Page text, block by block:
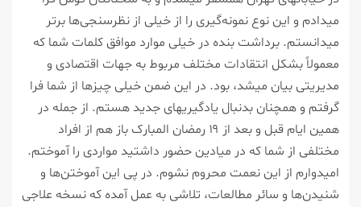
میدادم و این نوع نمونه‌گیری را از خیلی از نظرسنجی‌ها برتر
میدانستم. برداشت بنده در خیلی موارد موافق کلمات شما که
معمولاً بشکل انتقادات مختلف مربوط به جهات اقتصادی و
مدیریتی بیان میشد، بود. در این ضمن خیلی چیزها از شما فرا
گرفتم و همچنان بدنبال یادگیریهای جدید هستم. از جمله در
همین ایام قبل و بعد از ۱۹ رمضان المبارک باز هم از افراد
مختلفی از شما که در میادین حضور داشتید مواردی را آموختم.
امیدوارم از این نعمت محروم نشوم. در پی این آموختن‌ها و
شنیدن‌ها و سائر مطالعات، تلاشی به عمل آمده که نسخه علاجی